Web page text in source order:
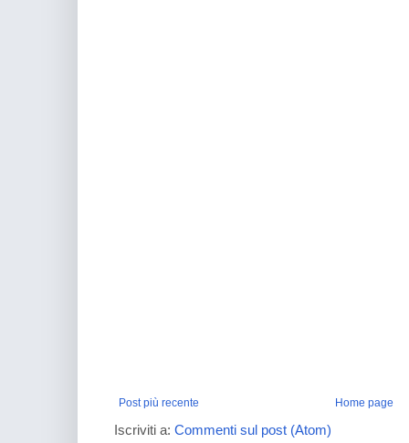
Post più recente Home page
Iscriviti a: Commenti sul post (Atom)